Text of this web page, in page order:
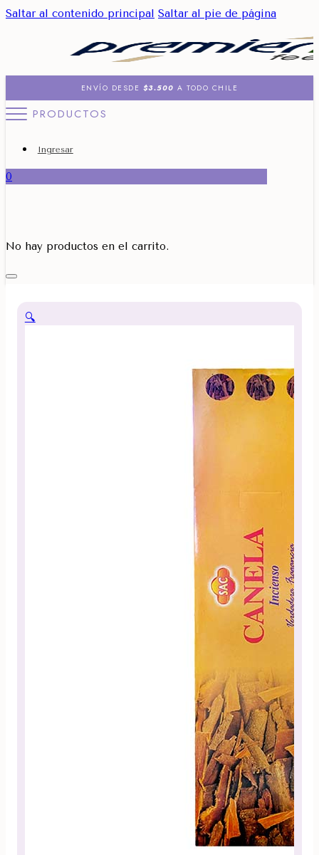
Saltar al contenido principal Saltar al pie de página
ENVÍO DESDE $3.500 A TODO CHILE
PRODUCTOS
Ingresar
0
No hay productos en el carrito.
🔍